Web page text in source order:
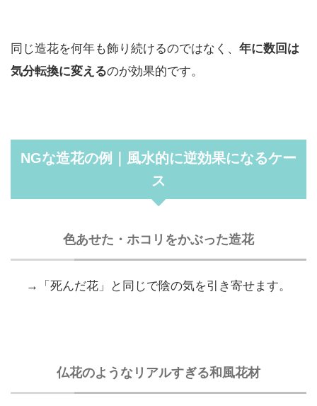
同じ造花を何年も飾り続けるのではなく、 年に数回は
気分転換に変えるのが効果的です。
NGな造花の例｜風水的に逆効果になるケー
ス
色あせた・ホコリをかぶった造花
→「死んだ花」と同じで陰の気を引き寄せます。
仏花のようなリアルすぎる和風花材